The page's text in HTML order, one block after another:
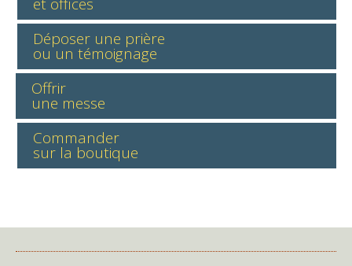
Déposer une prière
ou un témoignage
Offrir
une messe
Commander
sur la boutique